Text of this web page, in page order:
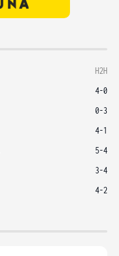
H2H
4-0
0-3
4-1
5-4
3-4
4-2